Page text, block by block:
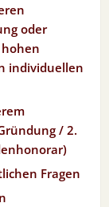
oder
individuellen
/ 2.
Fragen